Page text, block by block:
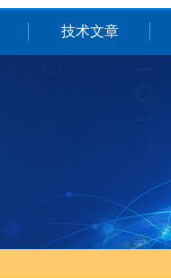
技术文章